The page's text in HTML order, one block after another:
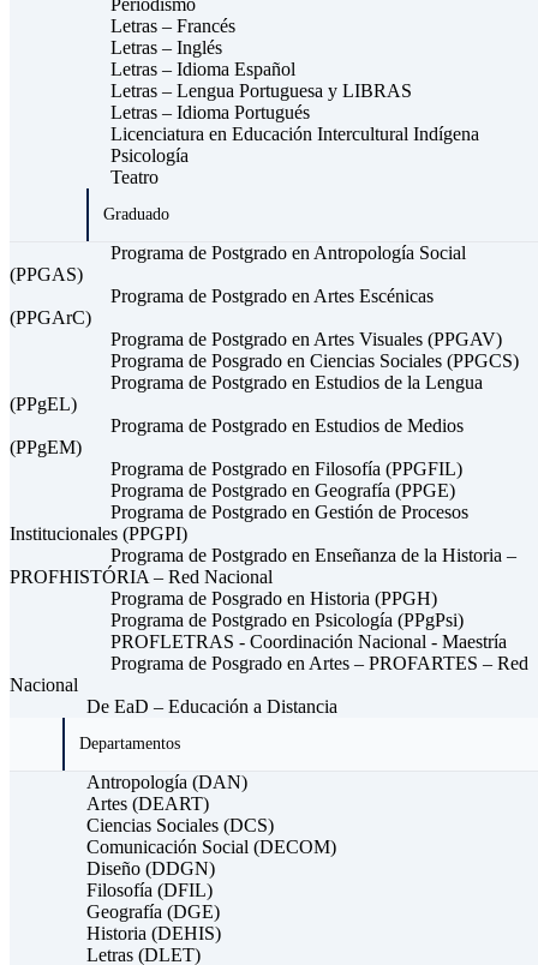
Periodismo
Letras – Francés
Letras – Inglés
Letras – Idioma Español
Letras – Lengua Portuguesa y LIBRAS
Letras – Idioma Portugués
Licenciatura en Educación Intercultural Indígena
Psicología
Teatro
Graduado
Programa de Postgrado en Antropología Social
(PPGAS)
Programa de Postgrado en Artes Escénicas
(PPGArC)
Programa de Postgrado en Artes Visuales (PPGAV)
Programa de Posgrado en Ciencias Sociales (PPGCS)
Programa de Postgrado en Estudios de la Lengua
(PPgEL)
Programa de Postgrado en Estudios de Medios
(PPgEM)
Programa de Postgrado en Filosofía (PPGFIL)
Programa de Postgrado en Geografía (PPGE)
Programa de Postgrado en Gestión de Procesos
Institucionales (PPGPI)
Programa de Postgrado en Enseñanza de la Historia –
PROFHISTÓRIA – Red Nacional
Programa de Posgrado en Historia (PPGH)
Programa de Postgrado en Psicología (PPgPsi)
PROFLETRAS - Coordinación Nacional - Maestría
Programa de Posgrado en Artes – PROFARTES – Red
Nacional
De EaD – Educación a Distancia
Departamentos
Antropología (DAN)
Artes (DEART)
Ciencias Sociales (DCS)
Comunicación Social (DECOM)
Diseño (DDGN)
Filosofía (DFIL)
Geografía (DGE)
Historia (DEHIS)
Letras (DLET)